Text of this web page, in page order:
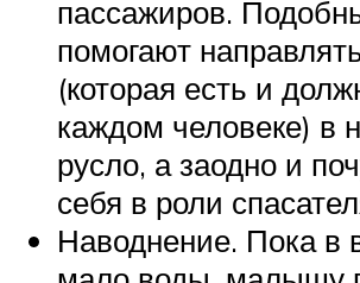
пассажиров.
помогают
(которая есть и
каждом человеке) в
русло, а заодно и
себя в роли
Наводнение. Пока в